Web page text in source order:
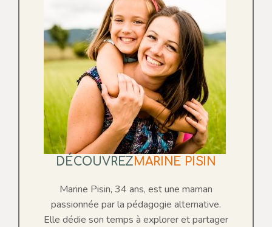
DÉCOUVREZMARINE PISIN
Marine Pisin, 34 ans, est une maman
passionnée par la pédagogie alternative.
Elle dédie son temps à explorer et partager